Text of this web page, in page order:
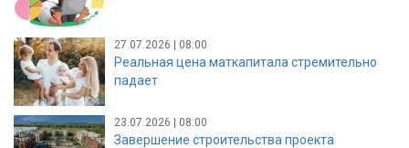
27.07.2026 | 08:00
Реальная цена маткапитала стремительно
падает
23.07.2026 | 08:00
Завершение строительства проекта